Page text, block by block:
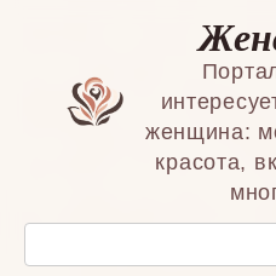
женщина:
красота,
Поиск: